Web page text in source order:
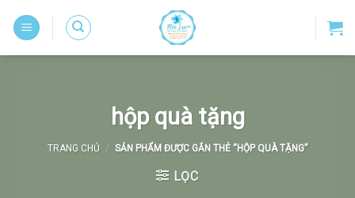
hộp quà tặng
TRANG CHỦ / SẢN PHẨM ĐƯỢC GẮN THẺ “HỘP QUÀ TẶNG”
LỌC